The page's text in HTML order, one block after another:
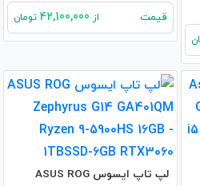
قیمت از تومان
لپ تاپ ایسوس ASUS ROG